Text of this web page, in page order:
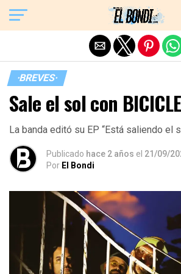
·BREVES·
Sale el sol con
La banda editó su EP “Está saliendo el
Publicado hace 2 años el 21/09/
Por El Bondi
Exit mobile version